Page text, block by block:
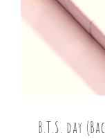
B.T.S. day